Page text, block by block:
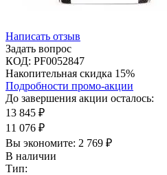
Написать отзыв
Задать вопрос
КОД: PF0052847
Накопительная скидка 15%
Подробности промо-акции
До завершения акции осталось:
13 845 ₽
11 076 ₽
Вы экономите: 2 769 ₽
В наличии
Тип: